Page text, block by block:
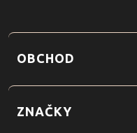
OBCHOD
ZNAČKY